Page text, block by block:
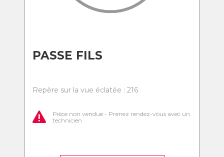
PASSE FILS
Repère sur la vue éclatée : 216
Pièce non vendue - Prenez rendez-vous avec un
technicien